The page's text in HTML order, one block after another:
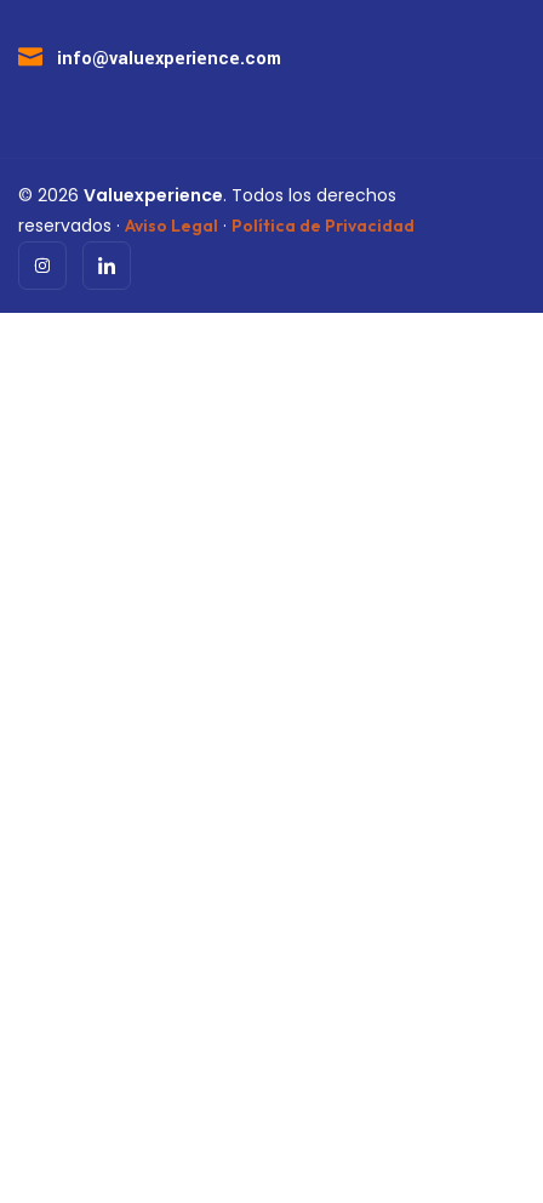
info@valuexperience.com
© 2026 Valuexperience. Todos los derechos
reservados · Aviso Legal · Política de Privacidad